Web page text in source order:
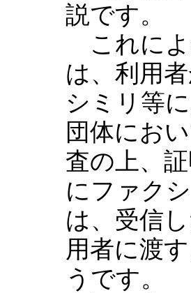
説です。
これによ
は、利用
シミリ等
団体にお
査の上、
にファク
は、受信
用者に渡
うです。